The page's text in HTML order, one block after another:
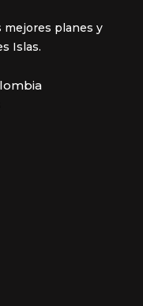
mejores planes y
Islas.